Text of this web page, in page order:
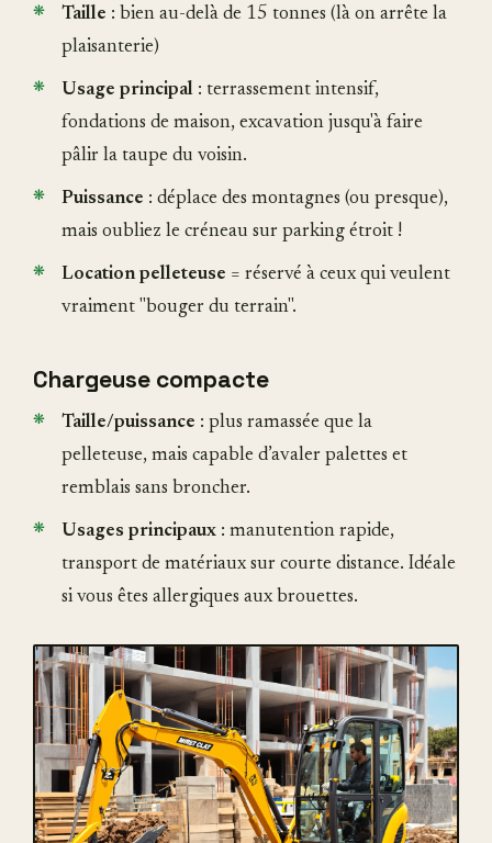
Taille : bien au-delà de 15 tonnes (là on arrête la
plaisanterie)
Usage principal : terrassement intensif,
fondations de maison, excavation jusqu'à faire
pâlir la taupe du voisin.
Puissance : déplace des montagnes (ou presque),
mais oubliez le créneau sur parking étroit !
Location pelleteuse = réservé à ceux qui veulent
vraiment "bouger du terrain".
Chargeuse compacte
Taille/puissance : plus ramassée que la
pelleteuse, mais capable d’avaler palettes et
remblais sans broncher.
Usages principaux : manutention rapide,
transport de matériaux sur courte distance. Idéale
si vous êtes allergiques aux brouettes.